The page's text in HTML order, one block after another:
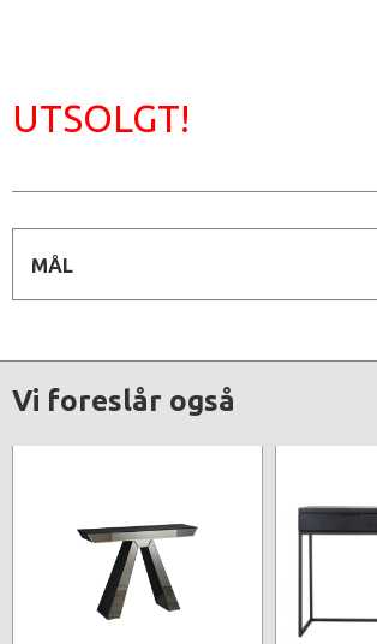
UTSOLGT!
MÅL
Vi foreslår også